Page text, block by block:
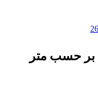
بر حسب متر